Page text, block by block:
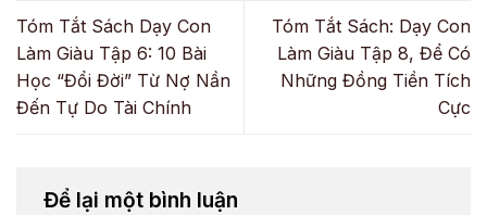
Tóm Tắt Sách Dạy Con
Làm Giàu Tập 6: 10 Bài
Học “Đổi Đời” Từ Nợ Nần
Đến Tự Do Tài Chính
Tóm Tắt Sách: Dạy Con
Làm Giàu Tập 8, Để Có
Những Đồng Tiền Tích
Cực
Để lại một bình luận